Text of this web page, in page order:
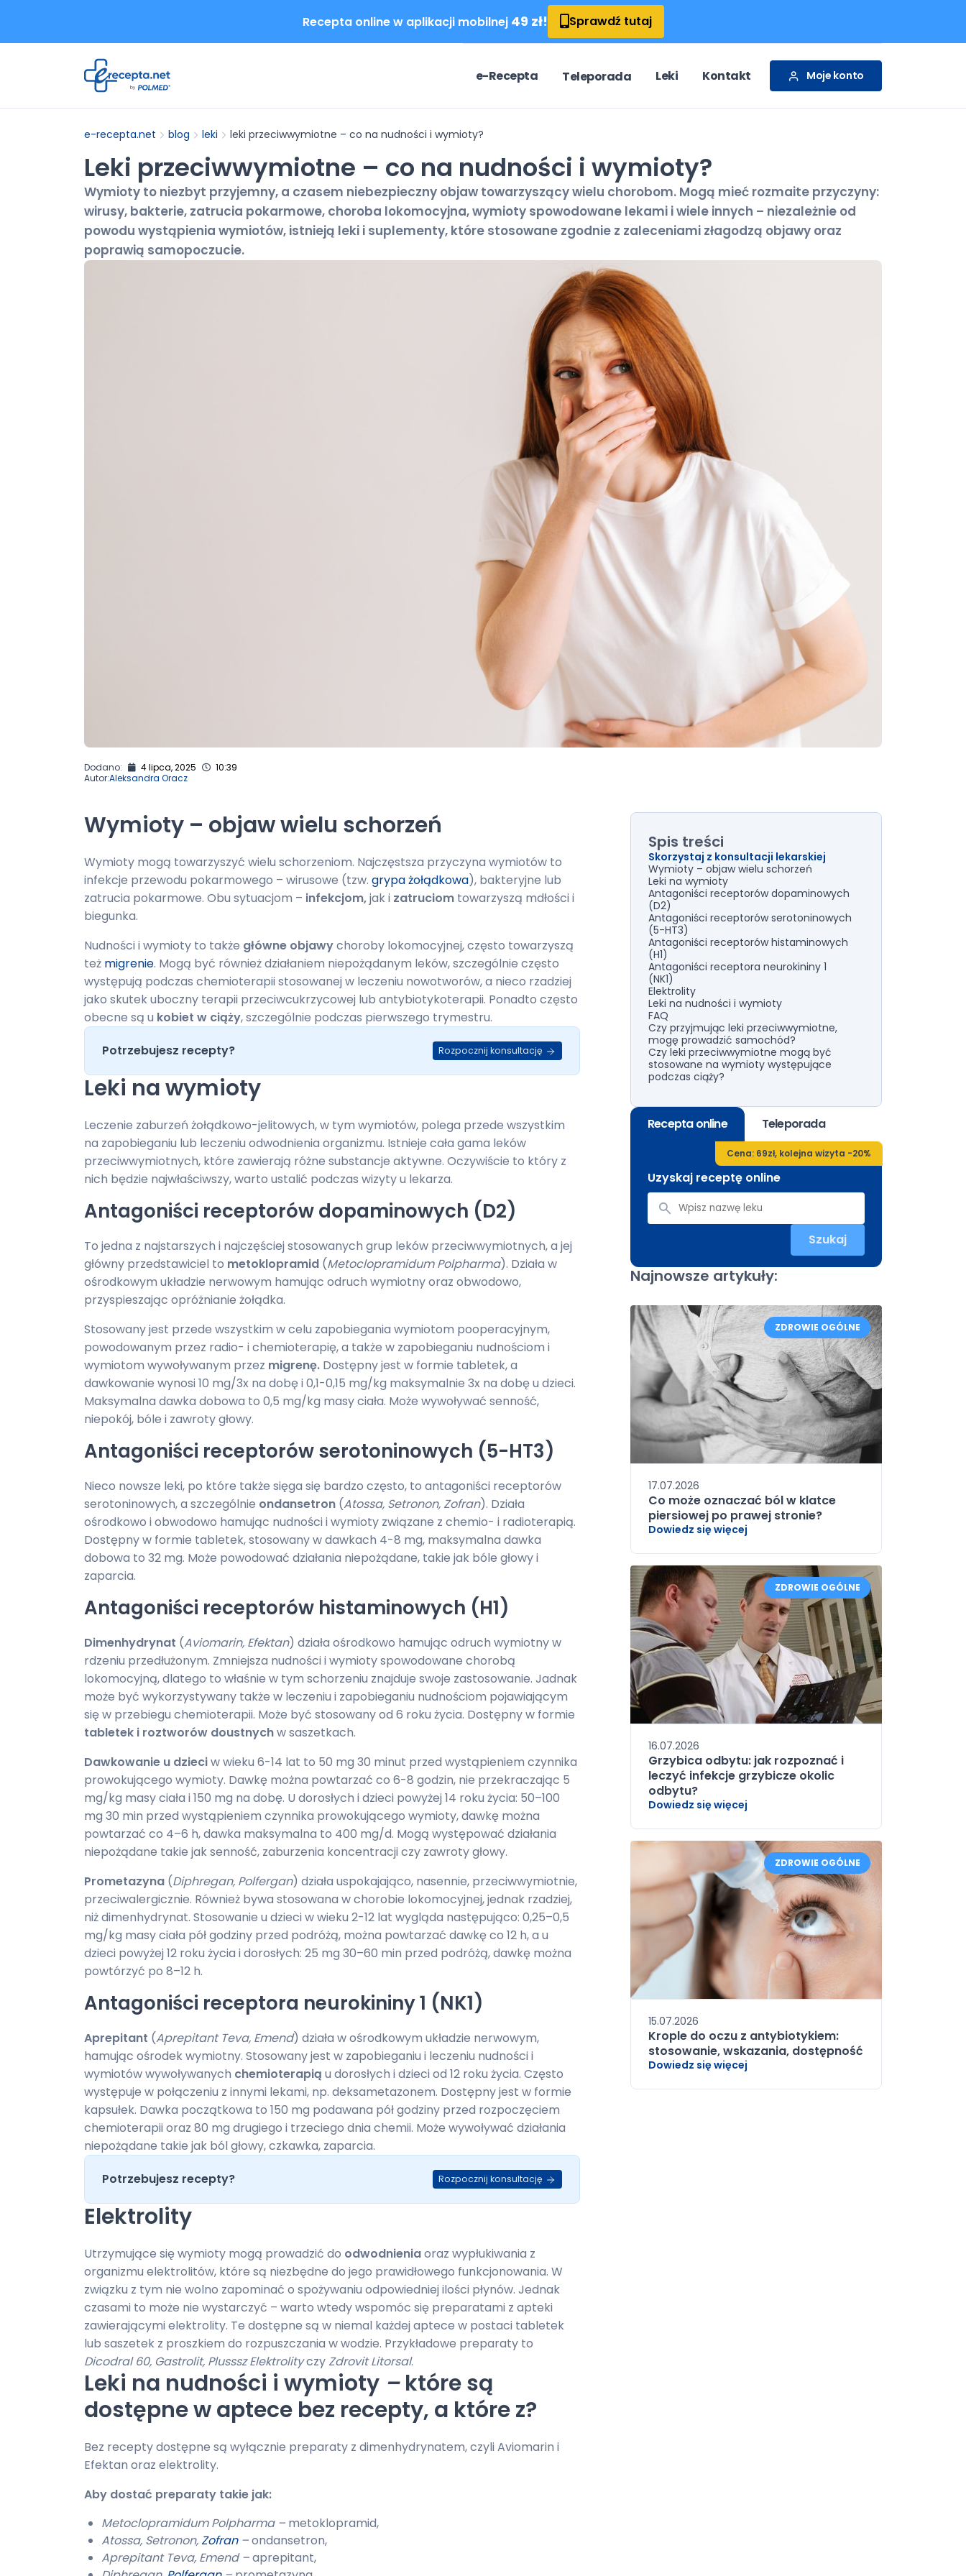
Recepta online w aplikacji mobilnej 49 zł! Sprawdź tutaj
e-Recepta Teleporada Leki Kontakt Moje konto
e-recepta.net blog leki leki przeciwwymiotne – co na nudności i wymioty?
Leki przeciwwymiotne – co na nudności i wymioty?
Wymioty to niezbyt przyjemny, a czasem niebezpieczny objaw towarzyszący wielu chorobom. Mogą mieć rozmaite przyczyny:
wirusy, bakterie, zatrucia pokarmowe, choroba lokomocyjna, wymioty spowodowane lekami i wiele innych – niezależnie od
powodu wystąpienia wymiotów, istnieją leki i suplementy, które stosowane zgodnie z zaleceniami złagodzą objawy oraz
poprawią samopoczucie.
Dodano: 4 lipca, 2025
10:39
Autor:Aleksandra Oracz
Wymioty – objaw wielu schorzeń
Wymioty mogą towarzyszyć wielu schorzeniom. Najczęstsza przyczyna wymiotów to
infekcje przewodu pokarmowego – wirusowe (tzw. grypa żołądkowa), bakteryjne lub
zatrucia pokarmowe. Obu sytuacjom – infekcjom,jak i zatruciom towarzyszą mdłości i
biegunka.
Nudności i wymioty to także główne objawychoroby lokomocyjnej, często towarzyszą
też migrenie. Mogą być również działaniem niepożądanym leków, szczególnie często
występują podczas chemioterapii stosowanej w leczeniu nowotworów, a nieco rzadziej
jako skutek uboczny terapii przeciwcukrzycowej lub antybiotykoterapii. Ponadto często
obecne są u kobiet w ciąży, szczególnie podczas pierwszego trymestru.
Potrzebujesz recepty?
Rozpocznij konsultację
Leki na wymioty
Leczenie zaburzeń żołądkowo-jelitowych, w tym wymiotów, polega przede wszystkim
na zapobieganiu lub leczeniu odwodnienia organizmu. Istnieje cała gama leków
przeciwwymiotnych, które zawierają różne substancje aktywne. Oczywiście to który z
nich będzie najwłaściwszy, warto ustalić podczas wizyty u lekarza.
Antagoniści receptorów dopaminowych (D2)
To jedna z najstarszych i najczęściej stosowanych grup leków przeciwwymiotnych, a jej
główny przedstawiciel to metoklopramid (Metoclopramidum Polpharma). Działa w
ośrodkowym układzie nerwowym hamując odruch wymiotny oraz obwodowo,
przyspieszając opróżnianie żołądka.
Stosowany jest przede wszystkim w celu zapobiegania wymiotom pooperacyjnym,
powodowanym przez radio- i chemioterapię, a także w zapobieganiu nudnościom i
wymiotom wywoływanym przez migrenę. Dostępny jest w formie tabletek, a
dawkowanie wynosi 10 mg/3x na dobę i 0,1-0,15 mg/kg maksymalnie 3x na dobę u dzieci.
Maksymalna dawka dobowa to 0,5 mg/kg masy ciała. Może wywoływać senność,
niepokój, bóle i zawroty głowy.
Antagoniści receptorów serotoninowych (5-HT3)
Nieco nowsze leki, po które także sięga się bardzo często, to antagoniści receptorów
serotoninowych, a szczególnie ondansetron (Atossa, Setronon, Zofran). Działa
ośrodkowo i obwodowo hamując nudności i wymioty związane z chemio- i radioterapią.
Dostępny w formie tabletek, stosowany w dawkach 4-8 mg, maksymalna dawka
dobowa to 32 mg. Może powodować działania niepożądane, takie jak bóle głowy i
zaparcia.
Antagoniści receptorów histaminowych (H1)
Dimenhydrynat (Aviomarin, Efektan) działa ośrodkowo hamując odruch wymiotny w
rdzeniu przedłużonym. Zmniejsza nudności i wymioty spowodowane chorobą
lokomocyjną, dlatego to właśnie w tym schorzeniu znajduje swoje zastosowanie. Jadnak
może być wykorzystywany także w leczeniu i zapobieganiu nudnościom pojawiającym
się w przebiegu chemioterapii. Może być stosowany od 6 roku życia. Dostępny w formie
tabletek i roztworów doustnychw saszetkach.
Dawkowanie u dzieciw wieku 6-14 lat to 50 mg 30 minut przed wystąpieniem czynnika
prowokującego wymioty. Dawkę można powtarzać co 6-8 godzin, nie przekraczając 5
mg/kg masy ciała i 150 mg na dobę. U dorosłych i dzieci powyżej 14 roku życia: 50–100
mg 30 min przed wystąpieniem czynnika prowokującego wymioty, dawkę można
powtarzać co 4–6 h, dawka maksymalna to 400 mg/d. Mogą występować działania
niepożądane takie jak senność, zaburzenia koncentracji czy zawroty głowy.
Prometazyna (Diphregan, Polfergan) działa uspokajająco, nasennie, przeciwwymiotnie,
przeciwalergicznie. Również bywa stosowana w chorobie lokomocyjnej, jednak rzadziej,
niż dimenhydrynat. Stosowanie u dzieci w wieku 2-12 lat wygląda następująco: 0,25–0,5
mg/kg masy ciała pół godziny przed podróżą, można powtarzać dawkę co 12 h, a u
dzieci powyżej 12 roku życia i dorosłych: 25 mg 30–60 min przed podróżą, dawkę można
powtórzyć po 8–12 h.
Antagoniści receptora neurokininy 1 (NK1)
Aprepitant (Aprepitant Teva, Emend) działa w ośrodkowym układzie nerwowym,
hamując ośrodek wymiotny. Stosowany jest w zapobieganiu i leczeniu nudności i
wymiotów wywoływanych chemioterapią u dorosłych i dzieci od 12 roku życia. Często
występuje w połączeniu z innymi lekami, np. deksametazonem. Dostępny jest w formie
kapsułek. Dawka początkowa to 150 mg podawana pół godziny przed rozpoczęciem
chemioterapii oraz 80 mg drugiego i trzeciego dnia chemii. Może wywoływać działania
niepożądane takie jak ból głowy, czkawka, zaparcia.
Potrzebujesz recepty?
Rozpocznij konsultację
Elektrolity
Utrzymujące się wymioty mogą prowadzić do odwodnieniaoraz wypłukiwania z
organizmu elektrolitów, które są niezbędne do jego prawidłowego funkcjonowania. W
związku z tym nie wolno zapominać o spożywaniu odpowiedniej ilości płynów. Jednak
czasami to może nie wystarczyć – warto wtedy wspomóc się preparatami z apteki
zawierającymi elektrolity. Te dostępne są w niemal każdej aptece w postaci tabletek
lub saszetek z proszkiem do rozpuszczania w wodzie. Przykładowe preparaty to
Dicodral 60, Gastrolit, Plusssz Elektrolityczy Zdrovit Litorsal.
Leki na nudności i wymioty –które są
dostępne w aptece bez recepty, a które z?
Bez recepty dostępne są wyłącznie preparaty z dimenhydrynatem, czyli Aviomarin i
Efektan oraz elektrolity.
Aby dostać preparaty takie jak:
Metoclopramidum Polpharma – metoklopramid,
Atossa, Setronon,Zofran–ondansetron,
Aprepitant Teva, Emend –aprepitant,
Spis treści
Skorzystaj z konsultacji lekarskiej
Wymioty – objaw wielu schorzeń
Leki na wymioty
Antagoniści receptorów dopaminowych
(D2)
Antagoniści receptorów serotoninowych
(5-HT3)
Antagoniści receptorów histaminowych
(H1)
Antagoniści receptora neurokininy 1
(NK1)
Elektrolity
Leki na nudności i wymioty
FAQ
Czy przyjmując leki przeciwwymiotne,
mogę prowadzić samochód?
Czy leki przeciwwymiotne mogą być
stosowane na wymioty występujące
podczas ciąży?
Recepta online Teleporada
Cena: 69zł, kolejna wizyta -20%
Uzyskaj receptę online
Szukaj
Najnowsze artykuły:
17.07.2026
Co może oznaczać ból w klatce
piersiowej po prawej stronie?
Dowiedz się więcej
ZDROWIE OGÓLNE
16.07.2026
Grzybica odbytu: jak rozpoznać i
leczyć infekcje grzybicze okolic
odbytu?
Dowiedz się więcej
ZDROWIE OGÓLNE
15.07.2026
Krople do oczu z antybiotykiem:
stosowanie, wskazania, dostępność
Dowiedz się więcej
ZDROWIE OGÓLNE